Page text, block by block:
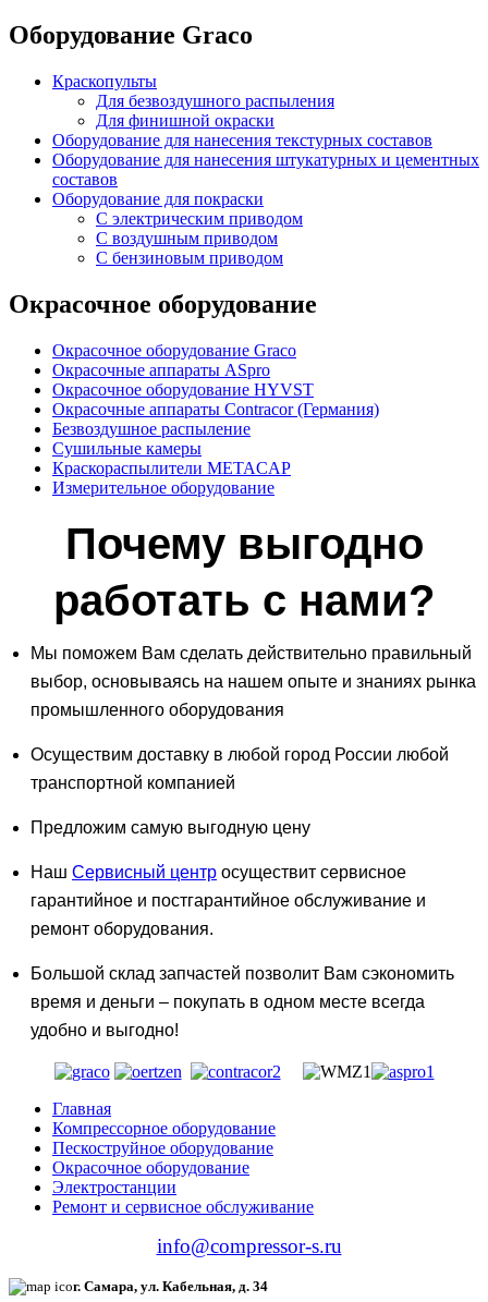
Оборудование Graco
Краскопульты
Для безвоздушного распыления
Для финишной окраски
Оборудование для нанесения текстурных составов
Оборудование для нанесения штукатурных и цементных
составов
Оборудование для покраски
C электрическим приводом
С воздушным приводом
С бензиновым приводом
Окрасочное оборудование
Окрасочное оборудование Graco
Окрасочные аппараты ASpro
Окрасочное оборудование HYVST
Окрасочные аппараты Contracor (Германия)
Безвоздушное распыление
Сушильные камеры
Краскораспылители METACAP
Измерительное оборудование
Почему выгодно
работать с нами?
Мы поможем Вам сделать действительно правильный
выбор, основываясь на нашем опыте и знаниях рынка
промышленного оборудования
Осуществим доставку в любой город России любой
транспортной компанией
Предложим самую выгодную цену
Наш Сервисный центр осуществит сервисное
гарантийное и постгарантийное обслуживание и
ремонт оборудования.
Большой склад запчастей позволит Вам сэкономить
время и деньги – покупать в одном месте всегда
удобно и выгодно!
Главная
Компрессорное оборудование
Пескоструйное оборудование
Окрасочное оборудование
Электростанции
Ремонт и сервисное обслуживание
info@compressor-s.ru
г. Самара, ул. Кабельная, д. 34